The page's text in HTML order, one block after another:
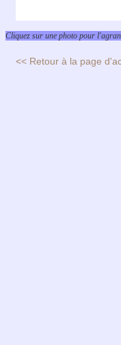
Cliquez sur une photo pour
<< Retour à la page